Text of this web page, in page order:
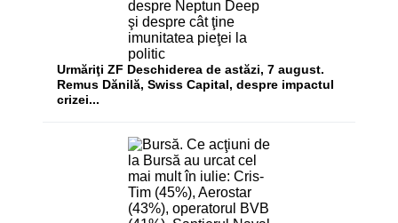
Urmăriţi ZF Deschiderea de astăzi, 7 august.
Remus Dănilă, Swiss Capital, despre impactul
crizei...